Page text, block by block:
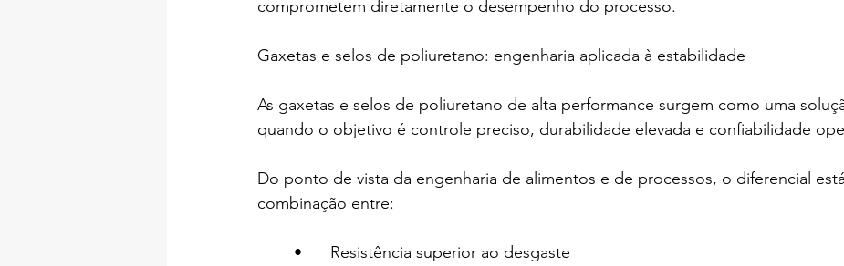
comprometem diretamente o desempenho do processo.
Gaxetas e selos de poliuretano: engenharia aplicada à estabilidade
As gaxetas e selos de poliuretano de alta performance surgem como uma
quando o objetivo é controle preciso, durabilidade elevada e confiabilidade
Do ponto de vista da engenharia de alimentos e de processos, o diferencial
combinação entre:
	•	Resistência superior ao desgaste